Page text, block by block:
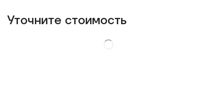
Уточнитe стоимость